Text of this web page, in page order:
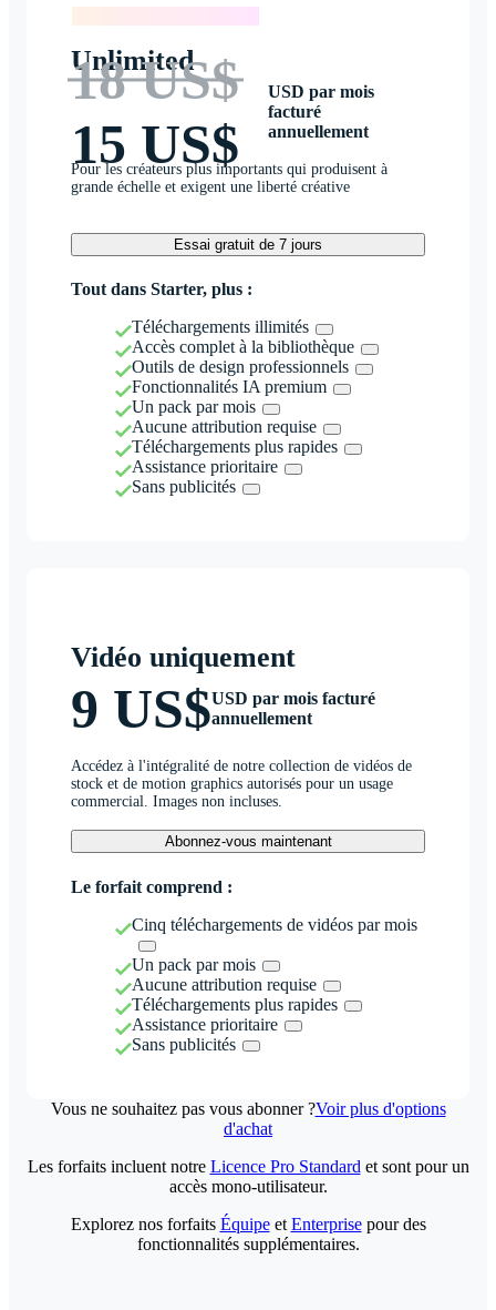
Unlimited
18 US$
15 US$
USD par mois
facturé
annuellement
Pour les créateurs plus importants qui produisent à
grande échelle et exigent une liberté créative
Essai gratuit de 7 jours
Tout dans Starter, plus :
Téléchargements illimités
Accès complet à la bibliothèque
Outils de design professionnels
Fonctionnalités IA premium
Un pack par mois
Aucune attribution requise
Téléchargements plus rapides
Assistance prioritaire
Sans publicités
Vidéo uniquement
9 US$USD par mois facturé
annuellement
Accédez à l'intégralité de notre collection de vidéos de
stock et de motion graphics autorisés pour un usage
commercial. Images non incluses.
Abonnez-vous maintenant
Le forfait comprend :
Cinq téléchargements de vidéos par mois
Un pack par mois
Aucune attribution requise
Téléchargements plus rapides
Assistance prioritaire
Sans publicités
Vous ne souhaitez pas vous abonner ?Voir plus d'options
d'achat
Les forfaits incluent notre Licence Pro Standard et sont pour un
accès mono-utilisateur.
Explorez nos forfaits Équipeet Enterprisepour des
fonctionnalités supplémentaires.